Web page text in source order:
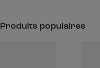
Produits populaires